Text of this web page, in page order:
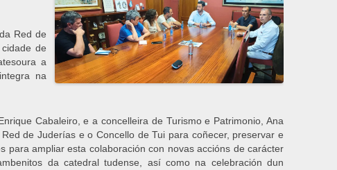
Red de
de
a
na
Cabaleiro, e a concelleira de Turismo e Patrimonio, Ana
de Juderías e o Concello de Tui para coñecer, preservar e
para ampliar esta colaboración con novas accións de carácter
da catedral tudense, así como na celebración dun